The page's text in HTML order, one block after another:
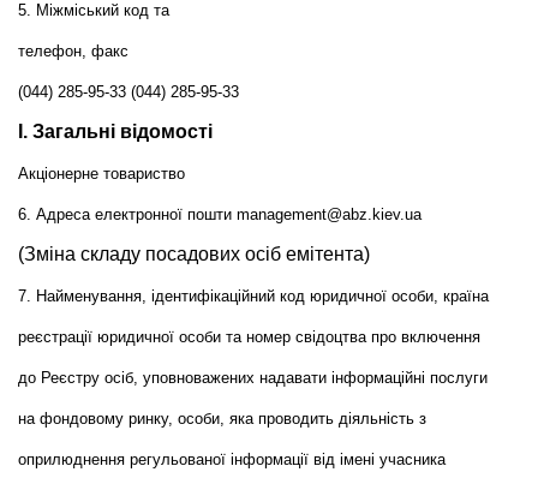
5. Міжміський код та
телефон, факс
(044) 285-95-33 (044) 285-95-33
І. Загальні відомості
Акціонерне товариство
6. Адреса електронної пошти management@abz.kiev.ua
(Зміна складу посадових осіб емітента)
7. Найменування, ідентифікаційний код юридичної особи, країна
реєстрації юридичної особи та номер свідоцтва про включення
до Реєстру осіб, уповноважених надавати інформаційні послуги
на фондовому ринку, особи, яка проводить діяльність з
оприлюднення регульованої інформації від імені учасника